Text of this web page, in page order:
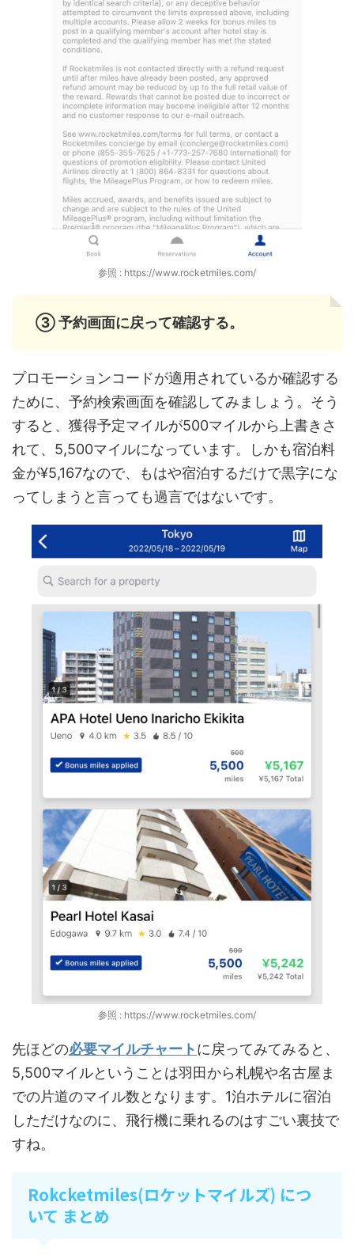
参照 : https://www.rocketmiles.com/
③ 予約画面に戻って確認する。
プロモーションコードが適用されているか確認する
ために、予約検索画面を確認してみましょう。そう
すると、獲得予定マイルが500マイルから上書きさ
れて、5,500マイルになっています。しかも宿泊料
金が¥5,167なので、もはや宿泊するだけで黒字にな
ってしまうと言っても過言ではないです。
参照 : https://www.rocketmiles.com/
先ほどの必要マイルチャートに戻ってみてみると、
5,500マイルということは羽田から札幌や名古屋ま
での片道のマイル数となります。1泊ホテルに宿泊
しただけなのに、飛行機に乗れるのはすごい裏技で
すね。
Rokcketmiles(ロケットマイルズ) につ
いて まとめ